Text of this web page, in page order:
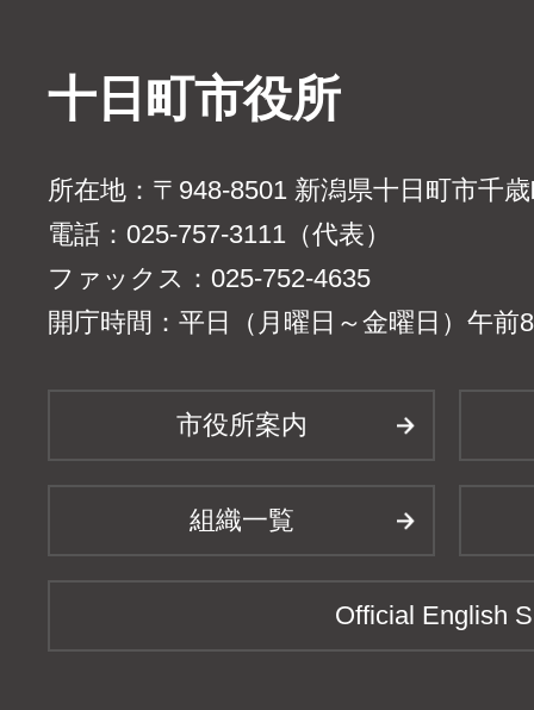
十日町市役所
所在地：〒948-8501 新潟県十日町市千
電話：025-757-3111（代表）
ファックス：025-752-4635
開庁時間：平日（月曜日～金曜日）午前
市役所案内
組織一覧
Official English